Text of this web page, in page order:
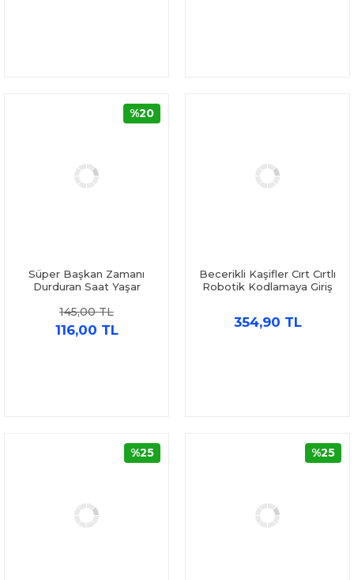
Süper Başkan Zamanı
Durduran Saat Yaşar
145,00 TL
116,00 TL
%20
Becerikli Kaşifler Cırt Cırtlı
Robotik Kodlamaya Giriş
Kitap
354,90 TL
%25 %25